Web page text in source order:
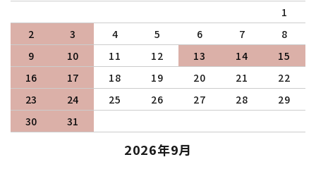
1
2
3 4 5 6 7
8
9
10 11 12 13 14
15
16
17 18 19 20 21
22
23
24 25 26 27 28
29
30
31
2026年9月